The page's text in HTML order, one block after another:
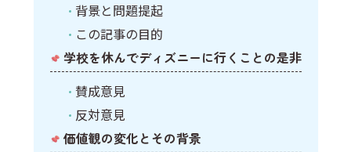
背景と問題提起
この記事の目的
学校を休んでディズニーに行くことの是非
賛成意見
反対意見
価値観の変化とその背景